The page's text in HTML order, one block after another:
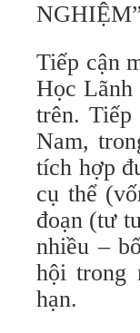
Tiếp cận
Học Lãnh
trên.
Nam,
tích hợp
cụ thể
đoạn (tư
nhiều –
hội trong
hạn.